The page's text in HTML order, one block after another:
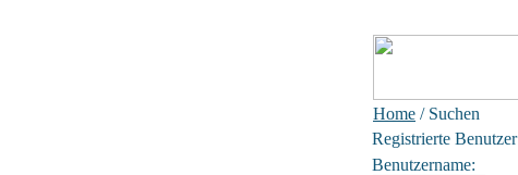
Home / Suchen
Registrierte Benutzer
Benutzername: